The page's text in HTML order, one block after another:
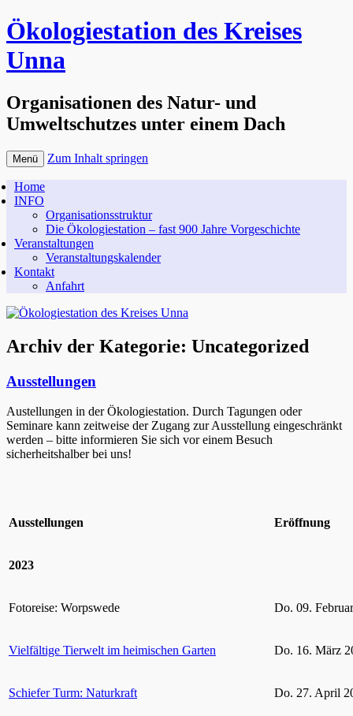
Ökologiestation des Kreises
Unna
Organisationen des Natur- und
Umweltschutzes unter einem Dach
Menü Zum Inhalt springen
Home
INFO
Organisationsstruktur
Die Ökologiestation – fast 900 Jahre Vorgeschichte
Veranstaltungen
Veranstaltungskalender
Kontakt
Anfahrt
Archiv der Kategorie: Uncategorized
Ausstellungen
Austellungen in der Ökologiestation. Durch Tagungen oder
Seminare kann zeitweise der Zugang zur Ausstellung eingeschränkt
werden – bitte informieren Sie sich vor einem Besuch
sicherheitshalber bei uns!
Ausstellungen Eröffnung
2023
Fotoreise: Worpswede Do. 09.
Vielfältige Tierwelt im heimischen Garten Do. 16. März
Schiefer Turm: Naturkraft Do. 27. April